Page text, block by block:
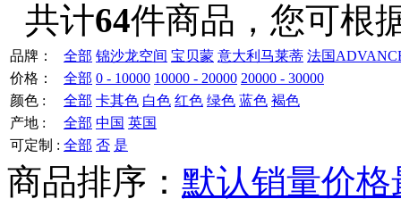
共计64件商品，您可根
品牌： 全部 锦沙龙空间 宝贝蒙 意大利马莱蒂 法国
价格：
全部 0 - 10000 10000 - 20000 20000 - 30000
颜色 :
全部 卡其色 白色 红色 绿色 蓝色 褐色
产地 :
全部 中国 英国
可定制 : 全部 否 是
商品排序： 默认销量价格